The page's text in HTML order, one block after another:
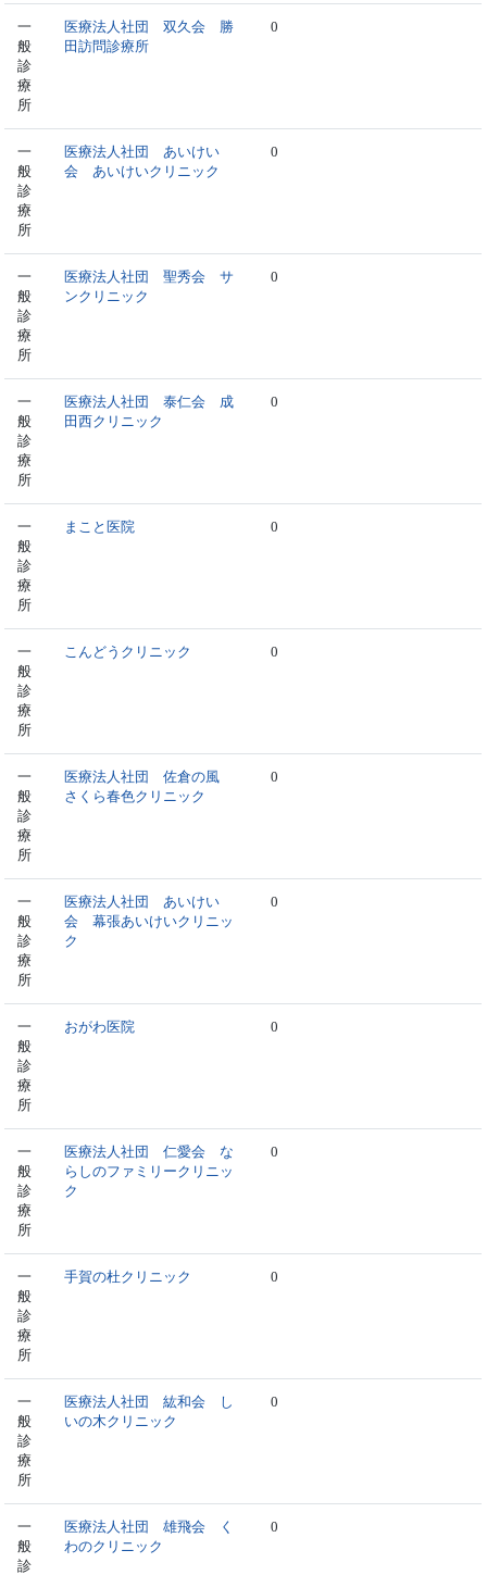
一
般
診
療
所
医療法人社団 双久会 勝
田訪問診療所
0
一
般
診
療
所
医療法人社団 あいけい
会 あいけいクリニック
0
一
般
診
療
所
医療法人社団 聖秀会 サ
ンクリニック
0
一
般
診
療
所
医療法人社団 泰仁会 成
田西クリニック
0
一
般
診
療
所
まこと医院 0
一
般
診
療
所
こんどうクリニック 0
一
般
診
療
所
医療法人社団 佐倉の風
さくら春色クリニック
0
一
般
診
療
所
医療法人社団 あいけい
会 幕張あいけいクリニッ
ク
0
一
般
診
療
所
おがわ医院 0
一
般
診
療
所
医療法人社団 仁愛会 な
らしのファミリークリニッ
ク
0
一
般
診
療
所
手賀の杜クリニック 0
一
般
診
療
所
医療法人社団 紘和会 し
いの木クリニック
0
一
般
診
医療法人社団 雄飛会 く
わのクリニック
0